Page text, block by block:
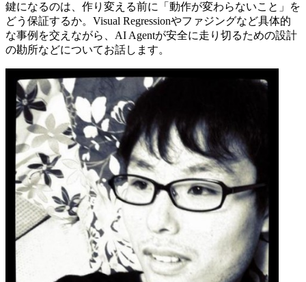
鍵になるのは、作り変える前に「動作が変わらないこと」を
どう保証するか。Visual Regressionやファジングなど具体的
な事例を交えながら、AI Agentが安全に走り切るための設計
の勘所などについてお話します。